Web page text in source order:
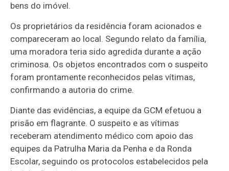
bens do imóvel.
Os proprietários da residência foram acionados e
compareceram ao local. Segundo relato da família,
uma moradora teria sido agredida durante a ação
criminosa. Os objetos encontrados com o suspeito
foram prontamente reconhecidos pelas vítimas,
confirmando a autoria do crime.
Diante das evidências, a equipe da GCM efetuou a
prisão em flagrante. O suspeito e as vítimas
receberam atendimento médico com apoio das
equipes da Patrulha Maria da Penha e da Ronda
Escolar, seguindo os protocolos estabelecidos pela